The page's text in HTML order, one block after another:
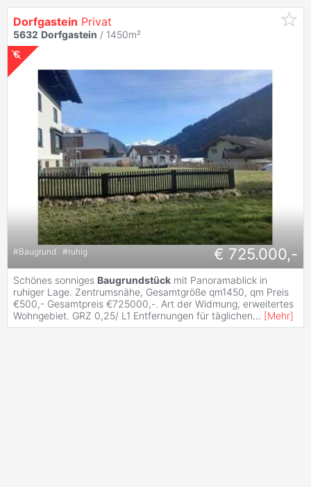
Dorfgastein Privat
5632 Dorfgastein / 1450m²
#Baugrund #ruhig € 725.000,-
Schönes sonniges Baugrundstück mit Panoramablick in
ruhiger Lage. Zentrumsnähe, Gesamtgröße qm1450, qm Preis
€500,- Gesamtpreis €725000,-. Art der Widmung, erweitertes
Wohngebiet. GRZ 0,25/ L1 Entfernungen für täglichen... [Mehr]